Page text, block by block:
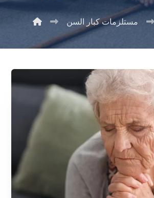
مستلزمات كبار السن